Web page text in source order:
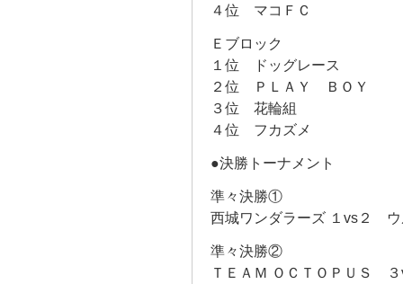
４位 マコＦＣ
Ｅブロック
１位 ドッグレース
２位 ＰＬＡＹ ＢＯＹ
３位 花輪組
４位 フカズメ
●決勝トーナメント
準々決勝①
西城ワンダラーズ １vs２ ウ
準々決勝②
ＴＥＡＭ ＯＣＴＯＰＵＳ